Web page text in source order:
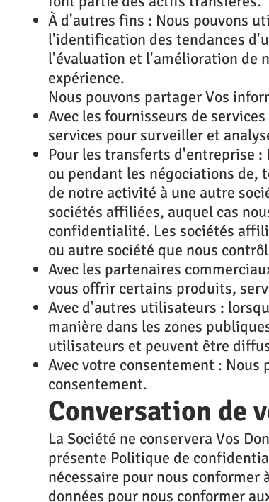
À d'autres fins : Nous pouvons
l'identification des tendances
l'évaluation et l'amélioration de
expérience.
Nous pouvons partager Vos
Avec les fournisseurs de
services pour surveiller et
Pour les transferts d'entreprise :
ou pendant les négociations
de notre activité à une autre
sociétés affiliées, auquel cas
confidentialité. Les sociétés
ou autre société que nous
Avec les partenaires
vous offrir certains produits,
Avec d'autres utilisateurs :
manière dans les zones
utilisateurs et peuvent être
Avec votre consentement :
consentement.
Conversation de
La Société ne conservera Vos
présente Politique de
nécessaire pour nous conformer
données pour nous conformer